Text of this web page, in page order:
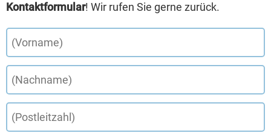
Kontaktformular! Wir rufen Sie gerne zurück.